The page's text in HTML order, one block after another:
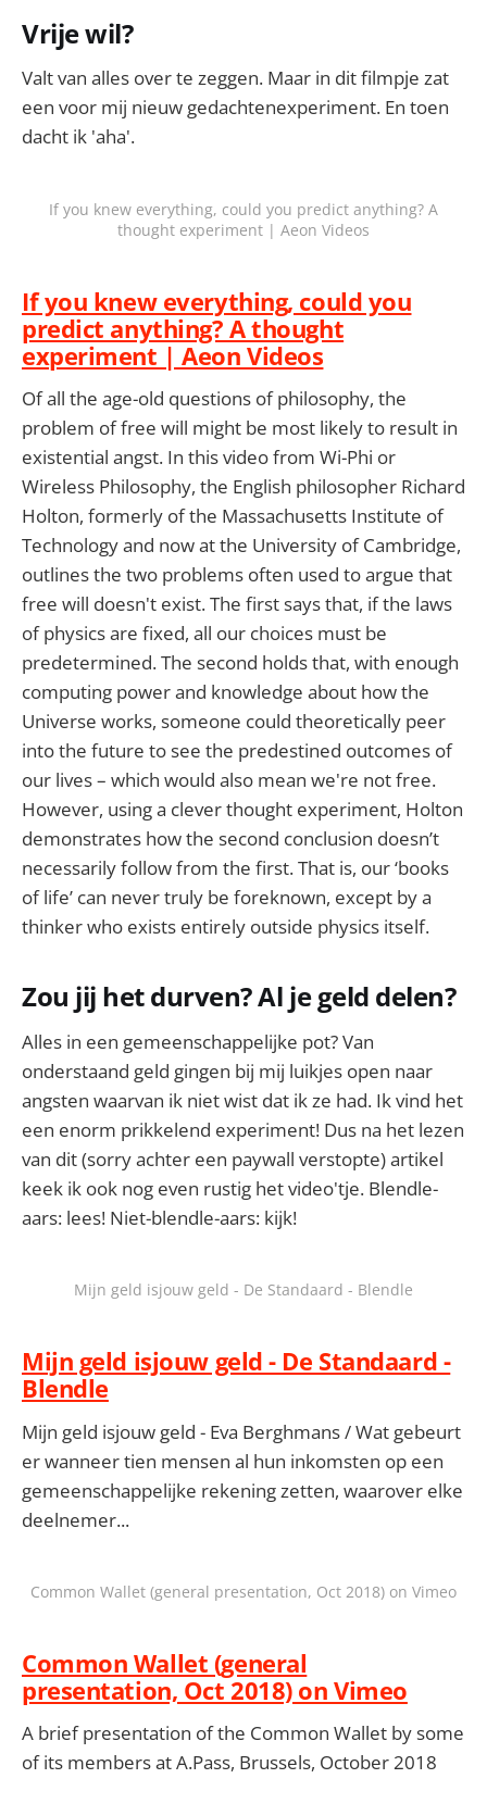
Vrije wil?
Valt van alles over te zeggen. Maar in dit filmpje zat
een voor mij nieuw gedachtenexperiment. En toen
dacht ik 'aha'.
If you knew everything, could you predict anything? A
thought experiment | Aeon Videos
If you knew everything, could you
predict anything? A thought
experiment | Aeon Videos
Of all the age-old questions of philosophy, the
problem of free will might be most likely to result in
existential angst. In this video from Wi-Phi or
Wireless Philosophy, the English philosopher Richard
Holton, formerly of the Massachusetts Institute of
Technology and now at the University of Cambridge,
outlines the two problems often used to argue that
free will doesn't exist. The first says that, if the laws
of physics are fixed, all our choices must be
predetermined. The second holds that, with enough
computing power and knowledge about how the
Universe works, someone could theoretically peer
into the future to see the predestined outcomes of
our lives – which would also mean we're not free.
However, using a clever thought experiment, Holton
demonstrates how the second conclusion doesn’t
necessarily follow from the first. That is, our ‘books
of life’ can never truly be foreknown, except by a
thinker who exists entirely outside physics itself.
Zou jij het durven? Al je geld delen?
Alles in een gemeenschappelijke pot? Van
onderstaand geld gingen bij mij luikjes open naar
angsten waarvan ik niet wist dat ik ze had. Ik vind het
een enorm prikkelend experiment! Dus na het lezen
van dit (sorry achter een paywall verstopte) artikel
keek ik ook nog even rustig het video'tje. Blendle-
aars: lees! Niet-blendle-aars: kijk!
Mijn geld isjouw geld - De Standaard - Blendle
Mijn geld isjouw geld - De Standaard -
Blendle
Mijn geld isjouw geld - Eva Berghmans / Wat gebeurt
er wanneer tien mensen al hun inkomsten op een
gemeenschappelijke rekening zetten, waarover elke
deelnemer...
Common Wallet (general presentation, Oct 2018) on Vimeo
Common Wallet (general
presentation, Oct 2018) on Vimeo
A brief presentation of the Common Wallet by some
of its members at A.Pass, Brussels, October 2018